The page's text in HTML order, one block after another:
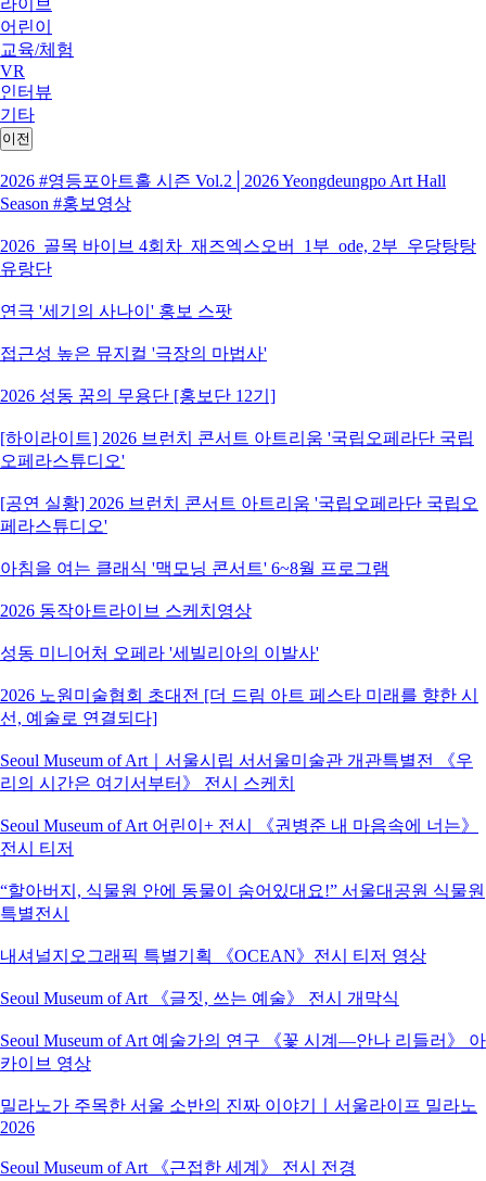
라이브
어린이
교육/체험
VR
인터뷰
기타
이전
2026 #영등포아트홀 시즌 Vol.2│2026 Yeongdeungpo Art Hall
Season #홍보영상
2026_골목 바이브 4회차_재즈엑스오버_1부_ode, 2부_우당탕탕
유랑단
연극 '세기의 사나이' 홍보 스팟
접근성 높은 뮤지컬 '극장의 마법사'
2026 성동 꿈의 무용단 [홍보단 12기]
[하이라이트] 2026 브런치 콘서트 아트리움 '국립오페라단 국립
오페라스튜디오'
[공연 실황] 2026 브런치 콘서트 아트리움 '국립오페라단 국립오
페라스튜디오'
아침을 여는 클래식 '맥모닝 콘서트' 6~8월 프로그램
2026 동작아트라이브 스케치영상
성동 미니어처 오페라 '세빌리아의 이발사'
2026 노원미술협회 초대전 [더 드림 아트 페스타 미래를 향한 시
선, 예술로 연결되다]
Seoul Museum of Art｜서울시립 서서울미술관 개관특별전 《우
리의 시간은 여기서부터》 전시 스케치
Seoul Museum of Art 어린이+ 전시 《권병준 내 마음속에 너는》
전시 티저
“할아버지, 식물원 안에 동물이 숨어있대요!” 서울대공원 식물원
특별전시
내셔널지오그래픽 특별기획 《OCEAN》전시 티저 영상
Seoul Museum of Art 《글짓, 쓰는 예술》 전시 개막식
Seoul Museum of Art 예술가의 연구 《꽃 시계―안나 리들러》 아
카이브 영상
밀라노가 주목한 서울 소반의 진짜 이야기ㅣ서울라이프 밀라노
2026
Seoul Museum of Art 《근접한 세계》 전시 전경